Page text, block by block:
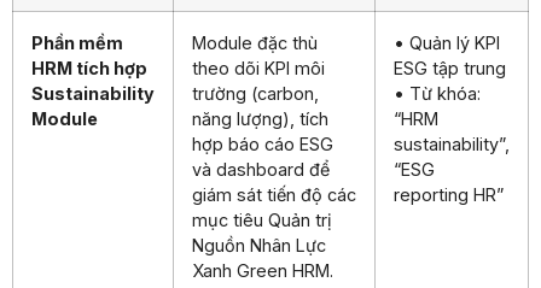
Phần mềm
HRM tích hợp
Sustainability
Module
Module đặc thù
theo dõi KPI môi
trường (carbon,
năng lượng), tích
hợp báo cáo ESG
và dashboard để
giám sát tiến độ các
mục tiêu Quản trị
Nguồn Nhân Lực
Xanh Green HRM.
• Quản lý KPI
ESG tập trung
• Từ khóa:
“HRM
sustainability”,
“ESG
reporting HR”